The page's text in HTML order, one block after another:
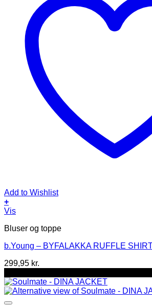
Add to Wishlist
+
Dette
har
varianter.
kan
på
varesiden
Vis
Bluser og toppe
b.Young – BYFALAKKA RUFFLE
299,95 kr.